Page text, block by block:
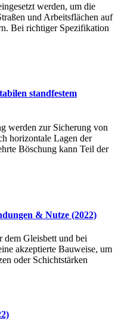
werden, um die
und Arbeitsflächen auf
Bei richtiger Spezifikation
standfestem
werden zur Sicherung von
horizontale Lagen der
Böschung kann Teil der
& Nutze (2022)
dem Gleisbett und bei
akzeptierte Bauweise, um
oder Schichtstärken